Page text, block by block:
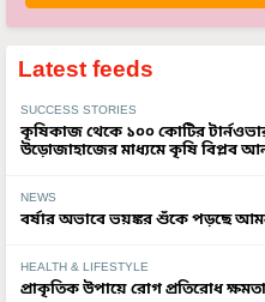
Latest feeds
SUCCESS STORIES
কৃষিকাজ থেকে ১০০ কোটির
উড়োজাহাজের মাধ্যমে কৃষি বিপ্লব
NEWS
বর্ষার অভাবে ভয়ঙ্কর শুঁকে পড়ছে
HEALTH & LIFESTYLE
প্রাকৃতিক উপায়ে রোগ প্রতিরোধ